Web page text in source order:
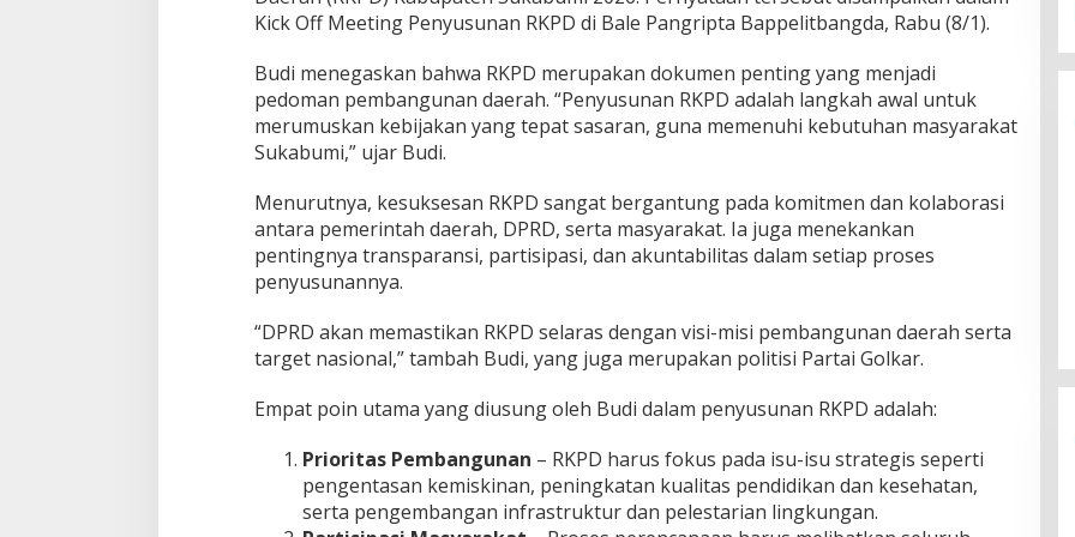
a
r
u
w
i
U
a
k
a
E
m
a
t
F
o
Kick Off Meeting Penyusunan RKPD di Bale Pangripta Bappelitbangda, Rabu (8/1).
Budi menegaskan bahwa RKPD merupakan dokumen penting yang menjadi
pedoman pembangunan daerah. “Penyusunan RKPD adalah langkah awal untuk
merumuskan kebijakan yang tepat sasaran, guna memenuhi kebutuhan masyarakat
Sukabumi,” ujar Budi.
Menurutnya, kesuksesan RKPD sangat bergantung pada komitmen dan kolaborasi
antara pemerintah daerah, DPRD, serta masyarakat. Ia juga menekankan
pentingnya transparansi, partisipasi, dan akuntabilitas dalam setiap proses
penyusunannya.
“DPRD akan memastikan RKPD selaras dengan visi-misi pembangunan daerah serta
target nasional,” tambah Budi, yang juga merupakan politisi Partai Golkar.
Empat poin utama yang diusung oleh Budi dalam penyusunan RKPD adalah:
Prioritas Pembangunan – RKPD harus fokus pada isu-isu strategis seperti
pengentasan kemiskinan, peningkatan kualitas pendidikan dan kesehatan,
serta pengembangan infrastruktur dan pelestarian lingkungan.
Belum Pakai CVT, Apa yang
Ditakuti Daihatsu Indonesia?